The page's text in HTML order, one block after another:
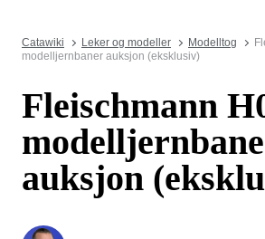
Catawiki Leker og modeller Modelltog
modelljernbaner auksjon (eksklusiv)
Fleischmann
auksjon